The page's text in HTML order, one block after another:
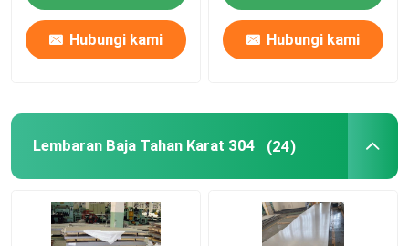
Berita
Lembaran Baja Tahan Karat 304
Kumparan Dilapisi Warna
Hubungi kami Hubungi kami
Lembaran Baja Tahan Karat 304 (24)